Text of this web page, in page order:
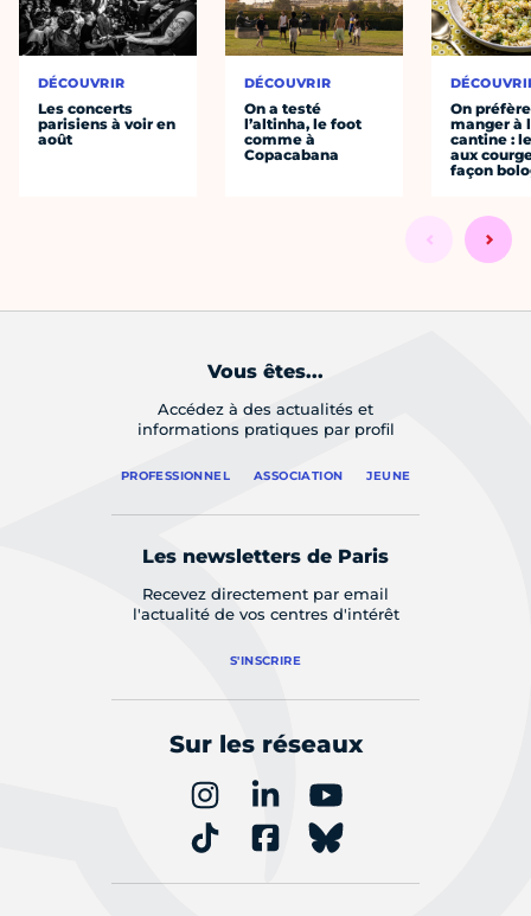
DÉCOUVRIR
Les concerts
parisiens à voir en
août
DÉCOUVRIR
On a testé
l’altinha, le foot
comme à
Copacabana
On préfère
manger à
cantine :
aux
façon
Vous êtes...
Accédez à des actualités et
informations pratiques par profil
PROFESSIONNEL ASSOCIATION JEUNE
Les newsletters de Paris
Recevez directement par email
l'actualité de vos centres d'intérêt
S'INSCRIRE
Sur les réseaux